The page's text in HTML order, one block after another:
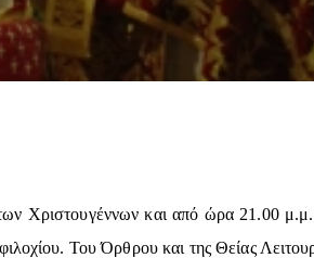
Χριστουγέννων και από ώρα 21.00
Του Όρθρου και της Θείας